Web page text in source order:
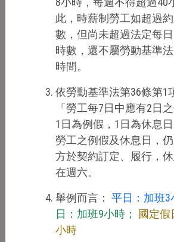
此，時薪制勞工如超過
數，但尚未超過法定每
時數，還不屬勞動基準
時間。
依勞動基準法第36條第1
「勞工每7日中應有2日
1日為例假，1日為休息
勞工之例假及休息日，
方於契約訂定、履行，
在週六。
舉例而言： 平日：加班3
日：加班9小時；
國定假
小時
勞雇雙方約定的
是否有加給? 否
其他加給
當月正常工作時
平日每小時工資額
加給工資時數